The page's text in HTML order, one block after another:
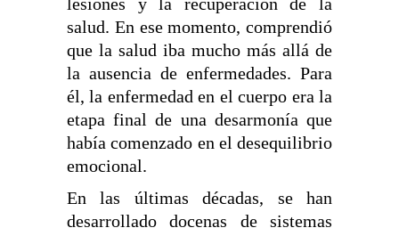
salud. En ese momento, comprendió
que la salud iba mucho más allá de
la ausencia de enfermedades. Para
él, la enfermedad en el cuerpo era la
etapa final de una desarmonía que
había comenzado en el desequilibrio
emocional.
En las últimas décadas, se han
desarrollado docenas de sistemas